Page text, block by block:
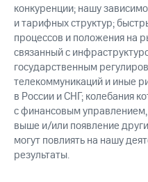
конкуренции; нашу
и тарифных структур;
процессов и положения на
связанный с
государственным
телекоммуникаций и иные
в России и СНГ; колебания
с финансовым
выше и/или появление
могут повлиять на нашу
результаты.